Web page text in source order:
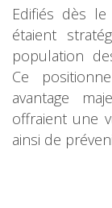
Edifiés dès
étaient
population
Ce
avantage
offraient une
ainsi de